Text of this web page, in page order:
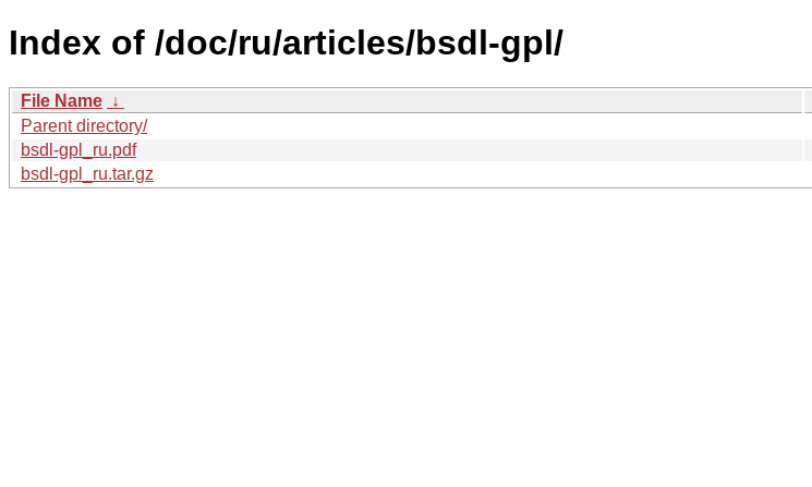
Index of /doc/ru/articles/bsdl-gpl/
File Name ↓
Parent directory/
bsdl-gpl_ru.pdf
bsdl-gpl_ru.tar.gz